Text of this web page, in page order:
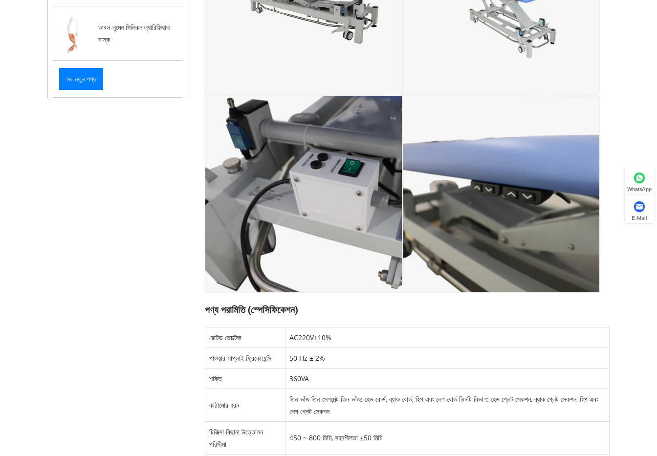
ডাবল-লুমেন সিলিকন ল্যারিঞ্জিয়াল
মাস্ক
সব নতুন পণ্য
পণ্য পরামিতি (স্পেসিফিকেশন)
রেটেড ভোল্টেজ AC220V±10%
পাওয়ার সাপ্লাই ফ্রিকোয়েন্সি 50 Hz ± 2%
শক্তি 360VA
কাঠামোর ধরন
তিন-ভাঁজ তিন-সেগমেন্ট তিন-ভাঁজ: হেড বোর্ড, ব্যাক বোর্ড, হিপ এবং লেগ বোর্ড তিনটি বিভাগ: হেড প্লেট সেকশন, ব্যাক প্লেট সেকশন, হিপ এবং
লেগ প্লেট সেকশন
চিকিত্সা বিছানা উত্তোলন
পরিসীমা
450 ~ 800 মিমি, সহনশীলতা ±50 মিমি
WhatsApp
E-Mail